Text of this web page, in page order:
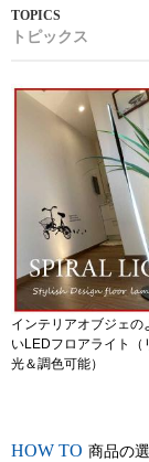
トピックス
インテリアオブジェの
いLEDフロアライト（
光＆調色可能）
商品の